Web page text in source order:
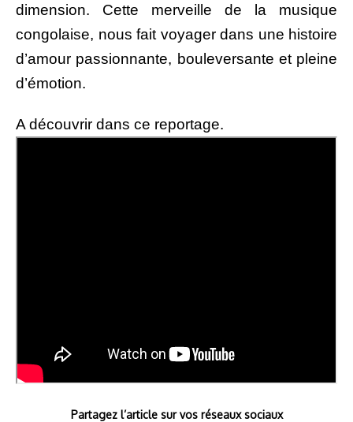
dimension. Cette merveille de la musique
congolaise, nous fait voyager dans une histoire
d’amour passionnante, bouleversante et pleine
d’émotion.
A découvrir dans ce reportage.
Partagez l’article sur vos réseaux sociaux